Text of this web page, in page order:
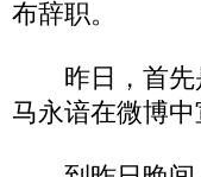
布辞职。
昨日，首先
马永谙在微博中